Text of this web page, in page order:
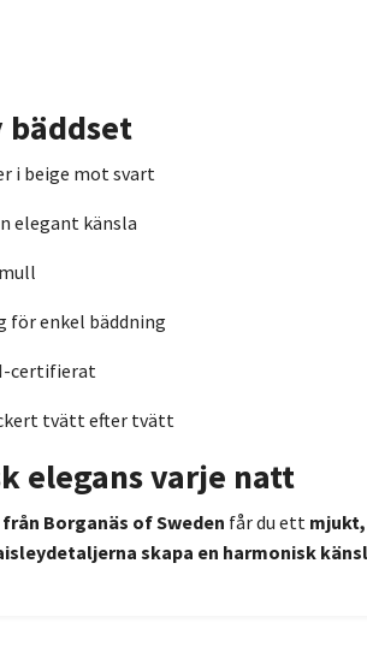
bäddset
i beige mot svart
elegant känsla
för enkel bäddning
certifierat
tvätt efter tvätt
elegans varje natt
Borganäs of Sweden får du ett
skapa en harmonisk